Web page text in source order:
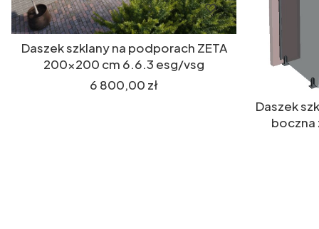
Daszek szklany na podporach ZETA
200x200 cm 6.6.3 esg/vsg
Cena
6 800,00 zł
Daszek
boczna